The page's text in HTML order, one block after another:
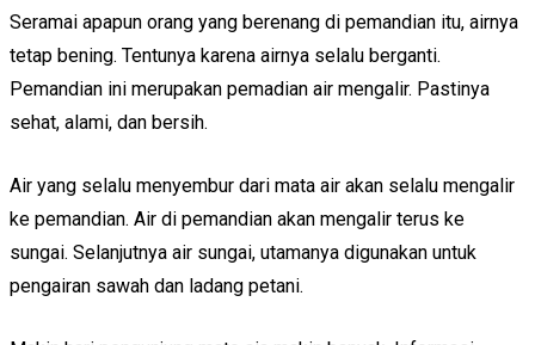
Seramai apapun orang yang berenang di pemandian itu, airnya
tetap bening. Tentunya karena airnya selalu berganti.
Pemandian ini merupakan pemadian air mengalir. Pastinya
sehat, alami, dan bersih.
Air yang selalu menyembur dari mata air akan selalu mengalir
ke pemandian. Air di pemandian akan mengalir terus ke
sungai. Selanjutnya air sungai, utamanya digunakan untuk
pengairan sawah dan ladang petani.